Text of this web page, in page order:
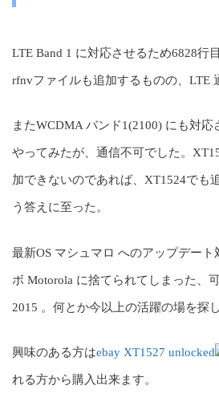
LTE Band 1 に対応させるため6828行
rfnvファイルも追加するものの、LTE
またWCDMA バンド1(2100) にも対
やってみたが、通信不可でした。
加できないのであれば、XT1524でも
う答えに至った。
最新OS マシュマロ へのアップデート
ボ Motorola に捨てられてしまった、
2015 。何とか今以上の活躍の場を探
興味のある方はebay XT1527 unlocked
れる方から購入出来ます。